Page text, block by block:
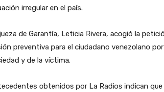
irregular en el país.
de Garantía, Leticia Rivera, acogió la
preventiva para el ciudadano venezolano
y de la víctima.
obtenidos por La Radios indican